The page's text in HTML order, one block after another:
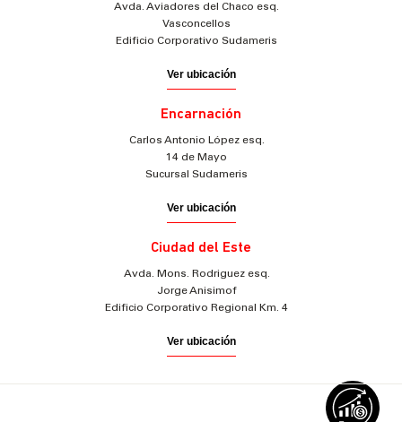
Avda. Aviadores del Chaco esq.
Vasconcellos
Edificio Corporativo Sudameris
Ver ubicación
Encarnación
Carlos Antonio López esq.
14 de Mayo
Sucursal Sudameris
Ver ubicación
Ciudad del Este
Avda. Mons. Rodriguez esq.
Jorge Anisimof
Edificio Corporativo Regional Km. 4
Ver ubicación